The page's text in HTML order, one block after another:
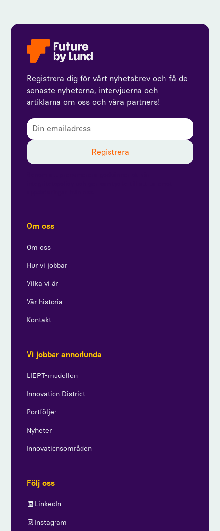
Registrera dig för vårt nyhetsbrev och få de
senaste nyheterna, intervjuerna och
artiklarna om oss och våra partners!
Om oss
Om oss
Hur vi jobbar
Vilka vi är
Vår historia
Kontakt
Vi jobbar annorlunda
LIEPT-modellen
Innovation District
Portföljer
Nyheter
Innovationsområden
Följ oss
LinkedIn
Instagram